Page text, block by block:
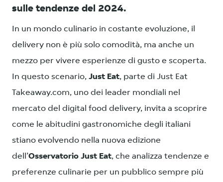
sulle tendenze del 2024.
In un mondo culinario in costante evoluzione, il
delivery non è più solo comodità, ma anche un
mezzo per vivere esperienze di gusto e scoperta.
In questo scenario, Just Eat, parte di Just Eat
Takeaway.com, uno dei leader mondiali nel
mercato del digital food delivery, invita a scoprire
come le abitudini gastronomiche degli italiani
stiano evolvendo nella nuova edizione
dell’Osservatorio Just Eat, che analizza tendenze e
preferenze culinarie per un pubblico sempre più